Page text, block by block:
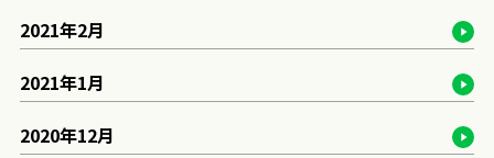
2021年2月
2021年1月
2020年12月